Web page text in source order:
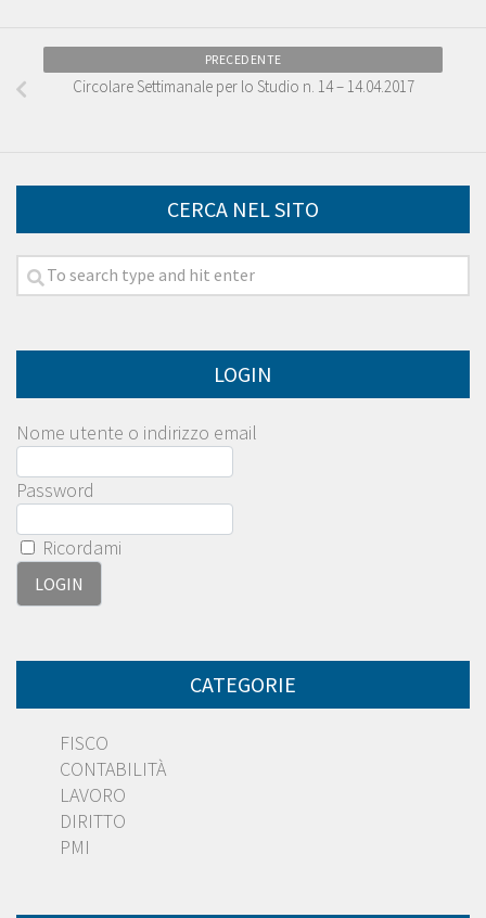
PRECEDENTE
Circolare Settimanale per lo Studio n. 14 – 14.04.2017
CERCA NEL SITO
LOGIN
Nome utente o indirizzo email
Password
Ricordami
CATEGORIE
FISCO
CONTABILITÀ
LAVORO
DIRITTO
PMI